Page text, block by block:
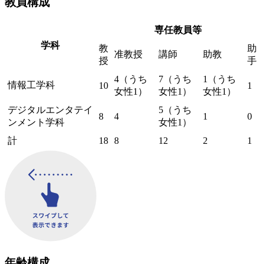
学科
専任教員等
教
授
准教授 講師 助教
助
手
情報工学科 10
4（うち
女性1）
7（うち
女性1）
1（うち
女性1）
1
デジタルエンタテイ
ンメント学科
8 4
5（うち
女性1）
1 0
計 18 8 12 2 1